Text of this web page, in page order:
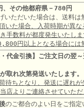
その他都府県－780円
ただいた場合は、送料は
いた場合、入荷時期が異な
手数料が都度発生いたし
円以上となる場合には
代金引換】ご注文日の翌
取れ次第発送いたします。
待ちとなり、発送に遅れが
店よりご連絡させていただ
のご都合のよい日をご指定